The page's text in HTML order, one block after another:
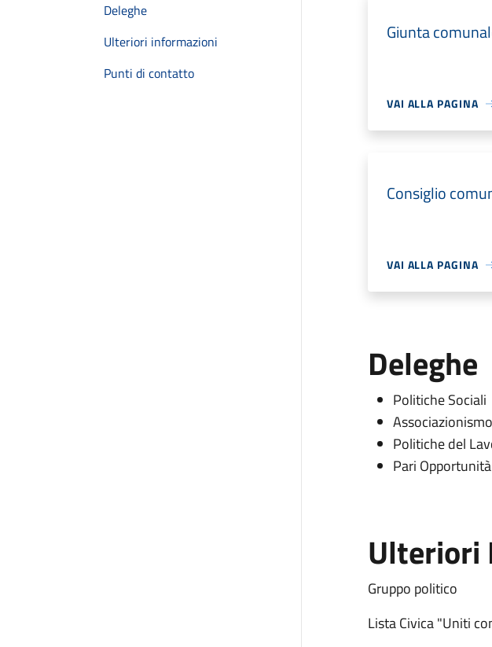
Deleghe
Ulteriori informazioni
Punti di contatto
Giunta
VAI ALLA PAGINA
Consiglio
VAI ALLA PAGINA
Deleghe
Politiche Sociali
Associazionismo
Politiche del
Pari Opportunità
Ulteriori
Gruppo politico
Lista Civica "Uniti